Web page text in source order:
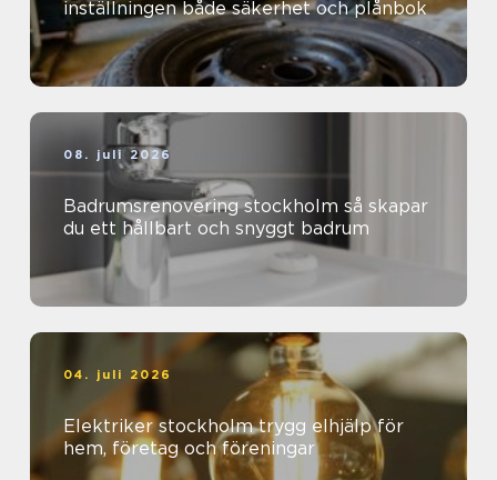
inställningen både säkerhet och plånbok
08. juli 2026
Badrumsrenovering stockholm så skapar
du ett hållbart och snyggt badrum
04. juli 2026
Elektriker stockholm trygg elhjälp för
hem, företag och föreningar